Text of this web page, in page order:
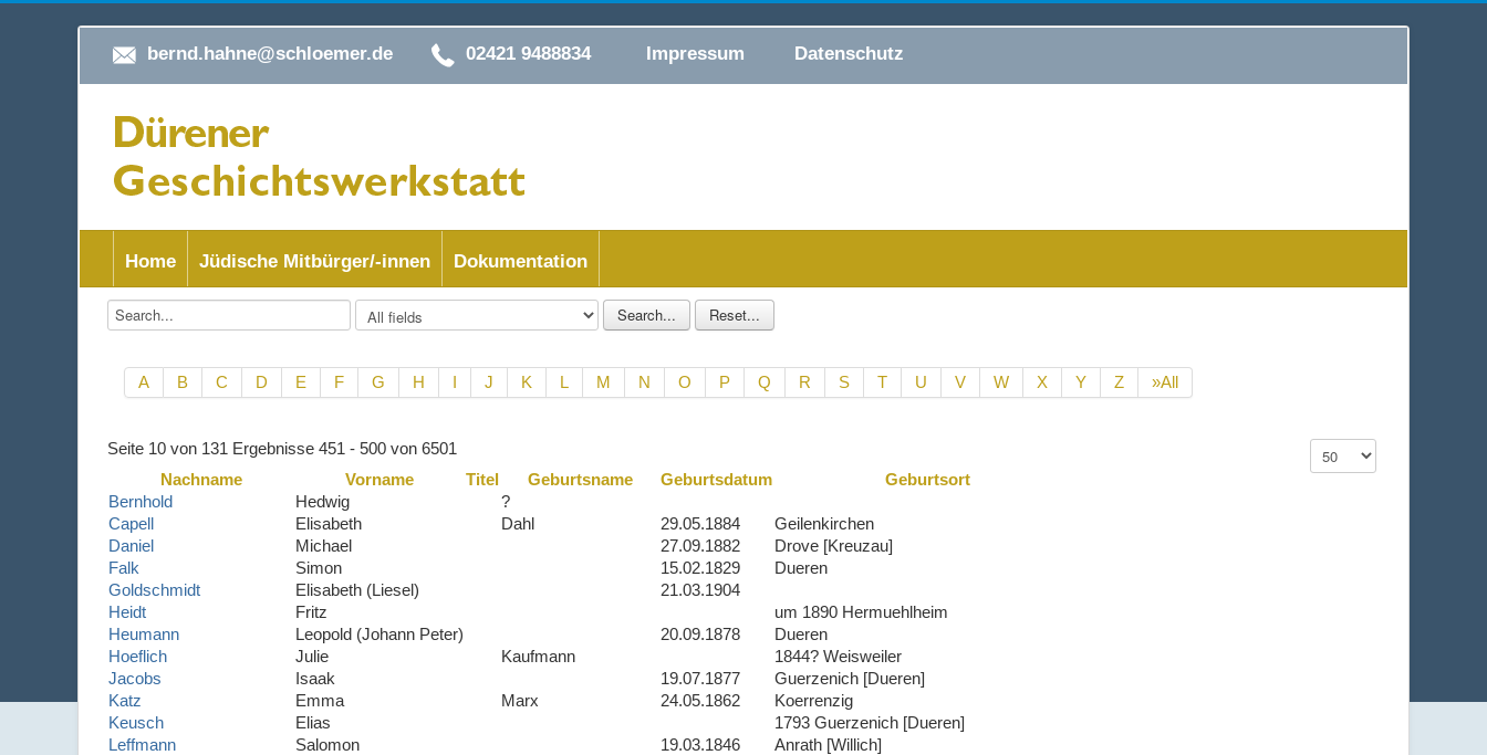
bernd.hahne@schloemer.de 02421 9488834 Impressum Datenschutz
Home Jüdische Mitbürger/-innen Dokumentation
A B C D E F G H I J K L M N O P Q R S T U V W X Y Z »All
Seite 10 von 131 Ergebnisse 451 - 500 von 6501
Nachname
Vorname Titel Geburtsname Geburtsdatum
Geburtsort
Bernhold
Hedwig
?
Capell
Elisabeth Dahl 29.05.1884
Geilenkirchen
Daniel
Michael 27.09.1882
Drove [Kreuzau]
Falk
Simon 15.02.1829
Dueren
Goldschmidt
Elisabeth (Liesel)
21.03.1904
Heidt
Fritz
um 1890 Hermuehlheim
Heumann
Leopold (Johann Peter) 20.09.1878
Dueren
Hoeflich
Julie Kaufmann
1844? Weisweiler
Jacobs
Isaak 19.07.1877
Guerzenich [Dueren]
Katz
Emma Marx 24.05.1862
Koerrenzig
Keusch
Elias
1793 Guerzenich [Dueren]
Leffmann
Salomon 19.03.1846
Anrath [Willich]